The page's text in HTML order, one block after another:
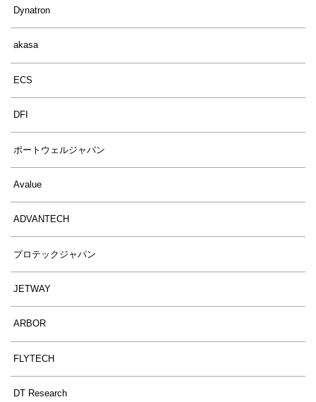
Dynatron
akasa
ECS
DFI
ポートウェルジャパン
Avalue
ADVANTECH
プロテックジャパン
JETWAY
ARBOR
FLYTECH
DT Research